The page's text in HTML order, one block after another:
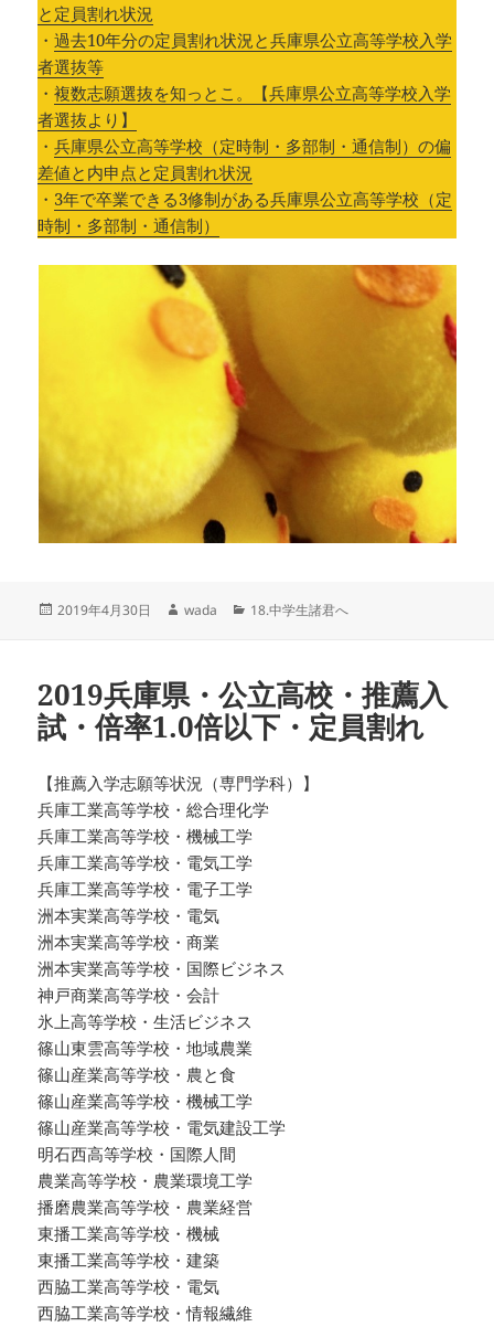
と定員割れ状況
・過去10年分の定員割れ状況と兵庫県公立高等学校入学
者選抜等
・複数志願選抜を知っとこ。【兵庫県公立高等学校入学
者選抜より】
・兵庫県公立高等学校（定時制・多部制・通信制）の偏
差値と内申点と定員割れ状況
・ 3年で卒業できる3修制がある兵庫県公立高等学校（定
時制・多部制・通信制）
投
2019年4月30日
作
wada
カ
ー
18.中学生諸君へ
2019兵庫県・公立高校・推薦入
試・倍率1.0倍以下・定員割れ
【推薦入学志願等状況（専門学科）】
兵庫工業高等学校・総合理化学
兵庫工業高等学校・機械工学
兵庫工業高等学校・電気工学
兵庫工業高等学校・電子工学
洲本実業高等学校・電気
洲本実業高等学校・商業
洲本実業高等学校・国際ビジネス
神戸商業高等学校・会計
氷上高等学校・生活ビジネス
篠山東雲高等学校・地域農業
篠山産業高等学校・農と食
篠山産業高等学校・機械工学
篠山産業高等学校・電気建設工学
明石西高等学校・国際人間
農業高等学校・農業環境工学
播磨農業高等学校・農業経営
東播工業高等学校・機械
東播工業高等学校・建築
西脇工業高等学校・電気
西脇工業高等学校・情報繊維